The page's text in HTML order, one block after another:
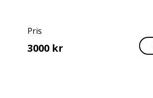
Pris
3000 kr